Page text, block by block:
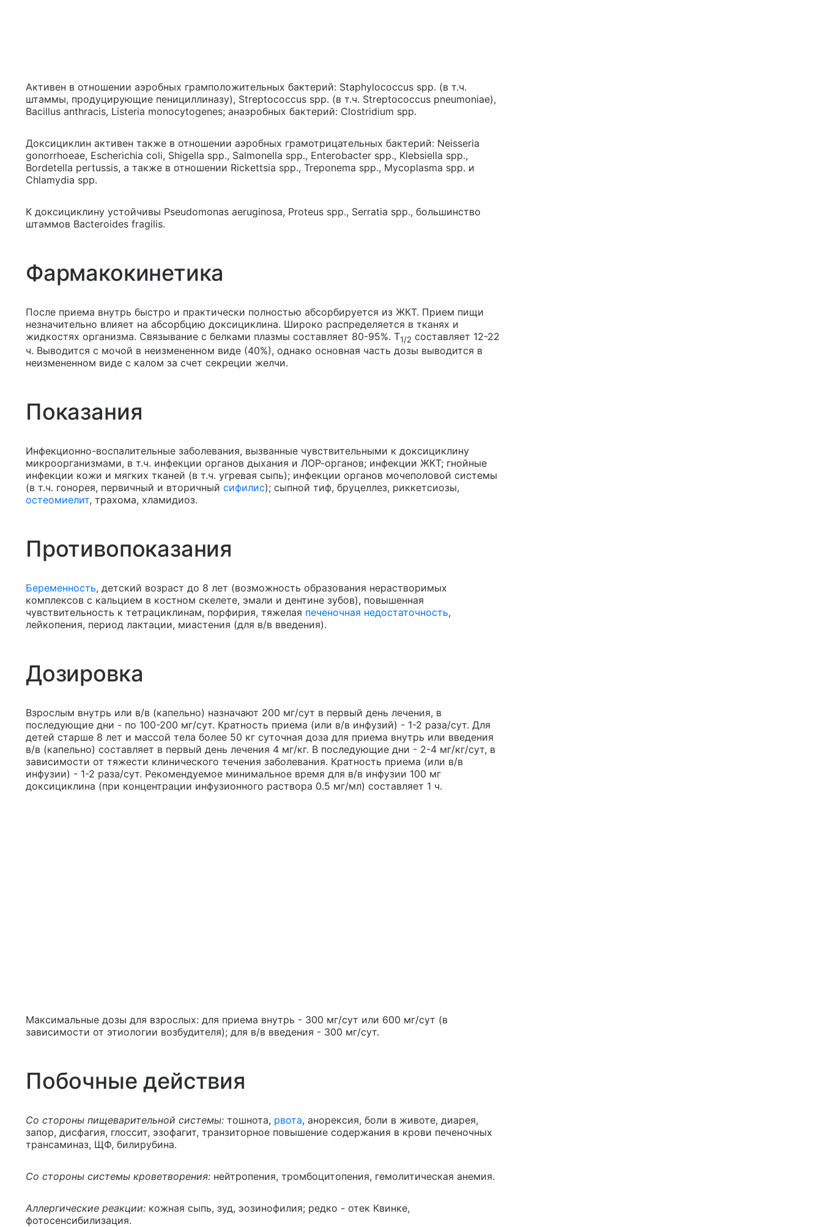
Активен в отношении аэробных грамположительных бактерий: Staphylococcus spp. (в т.ч.
штаммы, продуцирующие пенициллиназу), Streptococcus spp. (в т.ч. Streptococcus pneumoniae),
Bacillus anthracis, Listeria monocytogenes; анаэробных бактерий: Clostridium spp.
Доксициклин активен также в отношении аэробных грамотрицательных бактерий: Neisseria
gonorrhoeae, Escherichia coli, Shigella spp., Salmonella spp., Enterobacter spp., Klebsiella spp.,
Bordetella pertussis, а также в отношении Rickettsia spp., Treponema spp., Mycoplasma spp. и
Chlamydia spp.
К доксициклину устойчивы Pseudomonas aeruginosa, Proteus spp., Serratia spp., большинство
штаммов Bacteroides fragilis.
Фармакокинетика
После приема внутрь быстро и практически полностью абсорбируется из ЖКТ. Прием пищи
незначительно влияет на абсорбцию доксициклина. Широко распределяется в тканях и
жидкостях организма. Связывание с белками плазмы составляет 80-95%. T1/2 составляет 12-22
ч. Выводится с мочой в неизмененном виде (40%), однако основная часть дозы выводится в
неизмененном виде с калом за счет секреции желчи.
Показания
Инфекционно-воспалительные заболевания, вызванные чувствительными к доксициклину
микроорганизмами, в т.ч. инфекции органов дыхания и ЛОР-органов; инфекции ЖКТ; гнойные
инфекции кожи и мягких тканей (в т.ч. угревая сыпь); инфекции органов мочеполовой системы
(в т.ч. гонорея, первичный и вторичный сифилис); сыпной тиф, бруцеллез, риккетсиозы,
остеомиелит, трахома, хламидиоз.
Противопоказания
Беременность, детский возраст до 8 лет (возможность образования нерастворимых
комплексов с кальцием в костном скелете, эмали и дентине зубов), повышенная
чувствительность к тетрациклинам, порфирия, тяжелая печеночная недостаточность,
лейкопения, период лактации, миастения (для в/в введения).
Дозировка
Взрослым внутрь или в/в (капельно) назначают 200 мг/сут в первый день лечения, в
последующие дни - по 100-200 мг/сут. Кратность приема (или в/в инфузий) - 1-2 раза/сут. Для
детей старше 8 лет и массой тела более 50 кг суточная доза для приема внутрь или введения
в/в (капельно) составляет в первый день лечения 4 мг/кг. В последующие дни - 2-4 мг/кг/сут, в
зависимости от тяжести клинического течения заболевания. Кратность приема (или в/в
инфузии) - 1-2 раза/сут. Рекомендуемое минимальное время для в/в инфузии 100 мг
доксициклина (при концентрации инфузионного раствора 0.5 мг/мл) составляет 1 ч.
Максимальные дозы для взрослых: для приема внутрь - 300 мг/сут или 600 мг/сут (в
зависимости от этиологии возбудителя); для в/в введения - 300 мг/сут.
Побочные действия
Со стороны пищеварительной системы: тошнота, рвота, анорексия, боли в животе, диарея,
запор, дисфагия, глоссит, эзофагит, транзиторное повышение содержания в крови печеночных
трансаминаз, ЩФ, билирубина.
Со стороны системы кроветворения: нейтропения, тромбоцитопения, гемолитическая анемия.
Аллергические реакции: кожная сыпь, зуд, эозинофилия; редко - отек Квинке,
фотосенсибилизация.